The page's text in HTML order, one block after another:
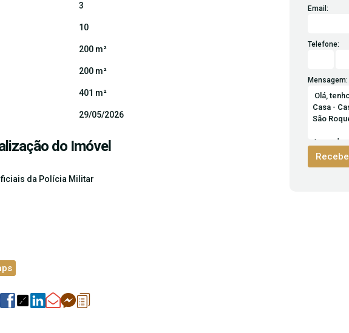
3
10
200 m²
200 m²
401 m²
29/05/2026
do Imóvel
da Polícia Militar
Email:
Telefone:
Mensagem: